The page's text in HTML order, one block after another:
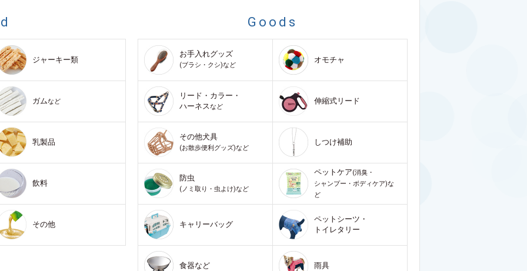
ジャーキー類
ガムなど
乳製品
飲料
その他
Goods
お手入れグッズ
(ブラシ・クシ)など
オモチャ
リード・カラー・
ハーネスなど
伸縮式リード
その他犬具
(お散歩便利グッズ)など
しつけ補助
防虫
(ノミ取り・虫よけ)など
ペットケア(消臭・
シャンプー・ボディケア)な
ど
キャリーバッグ
ペットシーツ・
トイレタリー
食器など 雨具